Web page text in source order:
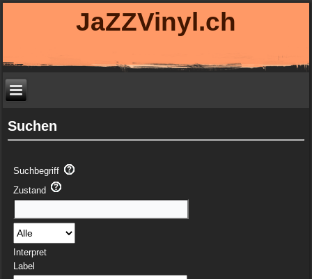
JaZZVinyl.ch
Suchen
Suchbegriff
Zustand
Interpret
Label